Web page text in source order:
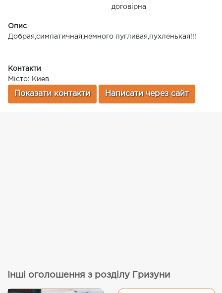
договірна
Опис
Добрая,симпатичная,немного пугливая,пухленькая!!!
Контакти
Місто: Киев
Показати контакти Написати через сайт
Інші оголошення з розділу Гризуни